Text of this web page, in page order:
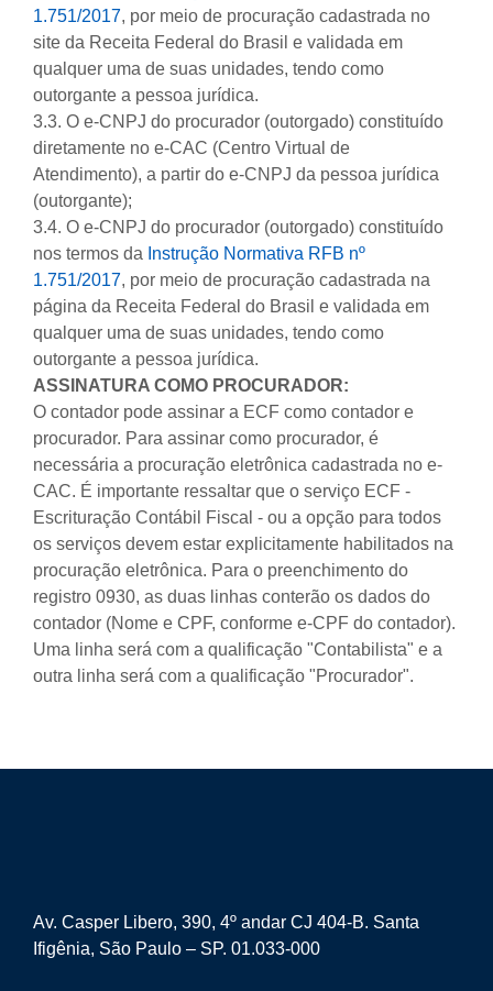
1.751/2017, por meio de procuração cadastrada no
site da Receita Federal do Brasil e validada em
qualquer uma de suas unidades, tendo como
outorgante a pessoa jurídica.
3.3. O e-CNPJ do procurador (outorgado) constituído
diretamente no e-CAC (Centro Virtual de
Atendimento), a partir do e-CNPJ da pessoa jurídica
(outorgante);
3.4. O e-CNPJ do procurador (outorgado) constituído
nos termos da Instrução Normativa RFB nº
1.751/2017, por meio de procuração cadastrada na
página da Receita Federal do Brasil e validada em
qualquer uma de suas unidades, tendo como
outorgante a pessoa jurídica.
ASSINATURA COMO PROCURADOR:
O contador pode assinar a ECF como contador e
procurador. Para assinar como procurador, é
necessária a procuração eletrônica cadastrada no e-
CAC. É importante ressaltar que o serviço ECF -
Escrituração Contábil Fiscal - ou a opção para todos
os serviços devem estar explicitamente habilitados na
procuração eletrônica. Para o preenchimento do
registro 0930, as duas linhas conterão os dados do
contador (Nome e CPF, conforme e-CPF do contador).
Uma linha será com a qualificação "Contabilista" e a
outra linha será com a qualificação "Procurador".
Av. Casper Libero, 390, 4º andar CJ 404-B. Santa
Ifigênia, São Paulo – SP. 01.033-000